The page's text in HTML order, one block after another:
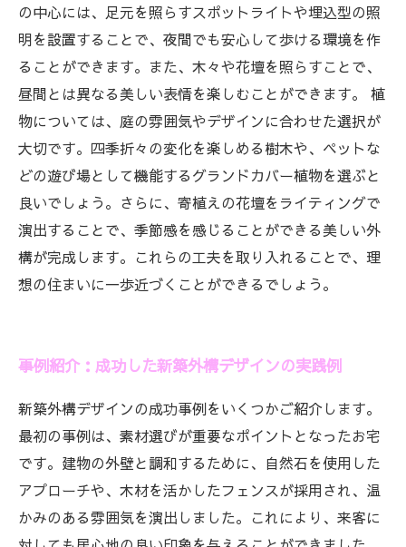
の中心には、足元を照らすスポットライトや埋込型の照
明を設置することで、夜間でも安心して歩ける環境を作
ることができます。また、木々や花壇を照らすことで、
昼間とは異なる美しい表情を楽しむことができます。 植
物については、庭の雰囲気やデザインに合わせた選択が
大切です。四季折々の変化を楽しめる樹木や、ペットな
どの遊び場として機能するグランドカバー植物を選ぶと
良いでしょう。さらに、寄植えの花壇をライティングで
演出することで、季節感を感じることができる美しい外
構が完成します。これらの工夫を取り入れることで、理
想の住まいに一歩近づくことができるでしょう。
事例紹介：成功した新築外構デザインの実践例
新築外構デザインの成功事例をいくつかご紹介します。
最初の事例は、素材選びが重要なポイントとなったお宅
です。建物の外壁と調和するために、自然石を使用した
アプローチや、木材を活かしたフェンスが採用され、温
かみのある雰囲気を演出しました。これにより、来客に